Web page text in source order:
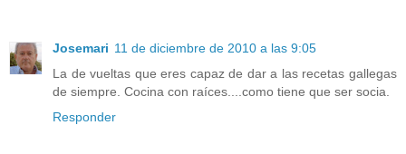
Josemari 11 de diciembre de 2010 a las 9:05
La de vueltas que eres capaz de dar a las recetas gallegas
de siempre. Cocina con raíces....como tiene que ser socia.
Responder